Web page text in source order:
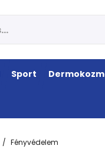
Sport
Fényvédelem